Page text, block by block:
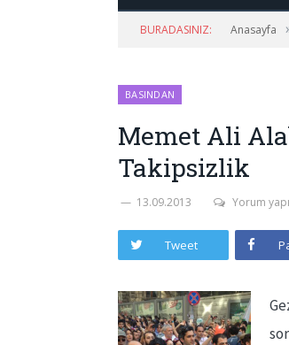
BURADASINIZ: Anasayfa
BASINDAN
Memet Ali
Takipsizlik
13.09.2013 Yorum
Tweet